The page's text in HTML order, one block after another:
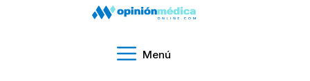
Menú